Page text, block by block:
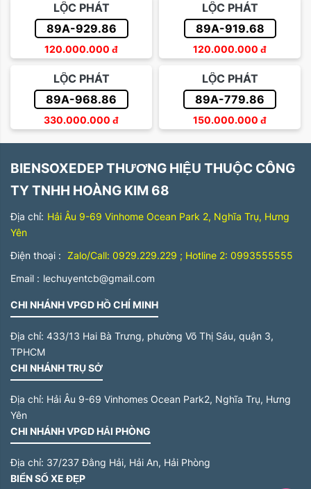
LỘC PHÁT
89A-929.86
120.000.000 đ
LỘC PHÁT
89A-919.68
120.000.000 đ
LỘC PHÁT
89A-968.86
330.000.000 đ
LỘC PHÁT
89A-779.86
150.000.000 đ
BIENSOXEDEP THƯƠNG HIỆU THUỘC CÔNG
TY TNHH HOÀNG KIM 68
Địa chỉ: Hải Âu 9-69 Vinhome Ocean Park 2, Nghĩa Trụ, Hưng
Yên
Điện thoại : Zalo/Call: 0929.229.229 ; Hotline 2: 0993555555
Email : lechuyentcb@gmail.com
CHI NHÁNH VPGD HỒ CHÍ MINH
Địa chỉ: 433/13 Hai Bà Trưng, phường Võ Thị Sáu, quận 3,
TPHCM
CHI NHÁNH TRỤ SỞ
Địa chỉ: Hải Âu 9-69 Vinhomes Ocean Park2, Nghĩa Trụ, Hưng
Yên
CHI NHÁNH VPGD HẢI PHÒNG
Địa chỉ: 37/237 Đằng Hải, Hải An, Hải Phòng
BIỂN SỐ XE ĐẸP